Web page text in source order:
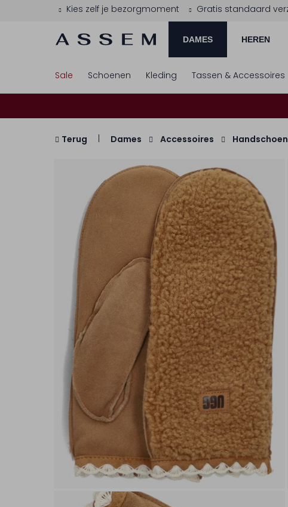
Kies zelf je bezorgmoment Gratis standaard
DAMES HEREN
Sale Schoenen Kleding Tassen & Accessoires
Terug Dames Accessoires